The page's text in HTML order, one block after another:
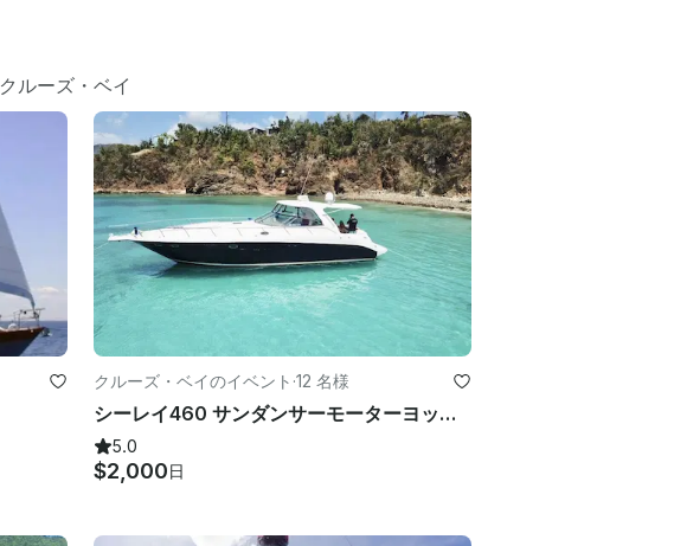
クルーズ・ベイ
クルーズ・ベイのイベント ·12 名様
シーレイ460 サンダンサーモーターヨットレンタル（USVI/BVI）
5.0
$2,000日